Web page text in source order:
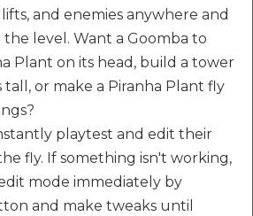
lifts, and enemies anywhere and
level. Want a Goomba to
Plant on its head, build a tower
tall, or make a Piranha Plant fly
playtest and edit their
fly. If something isn't working,
mode immediately by
and make tweaks until